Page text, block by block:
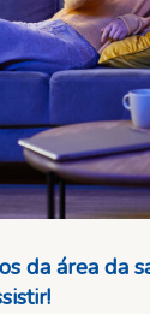
da área da